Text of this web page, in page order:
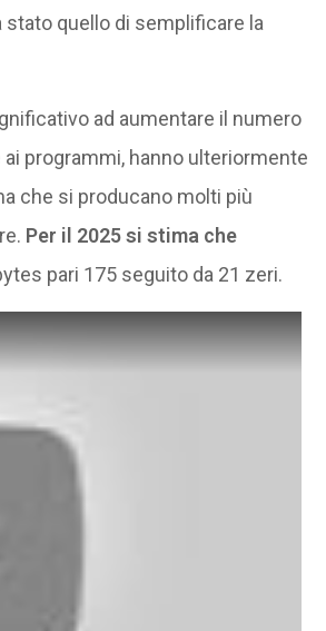
quello di semplificare la
ad aumentare il numero
programmi, hanno ulteriormente
che si producano molti più
Per il 2025 si stima che
pari 175 seguito da 21 zeri.